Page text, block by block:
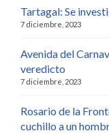
Tartagal: Se
7 diciembre, 2023
Avenida del
veredicto
7 diciembre, 2023
Rosario de la
cuchillo a un